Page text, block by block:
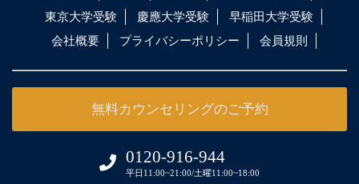
東京大学受験
慶應大学受験
早稲田大学受験
会社概要
プライバシーポリシー 会員規則
無料カウンセリングのご予約
0120-916-944
平日11:00~21:00/土曜11:00~18:00